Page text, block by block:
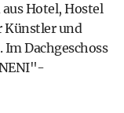
Hotel, Hostel
Künstler und
Dachgeschoss